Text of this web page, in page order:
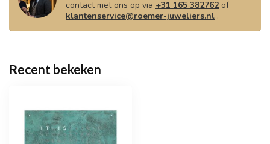
contact met ons op via +31 165 382762of
klantenservice@roemer-juweliers.nl .
Recent bekeken